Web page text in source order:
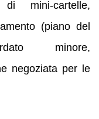
mini‑cartelle,
(piano del
minore,
negoziata per le